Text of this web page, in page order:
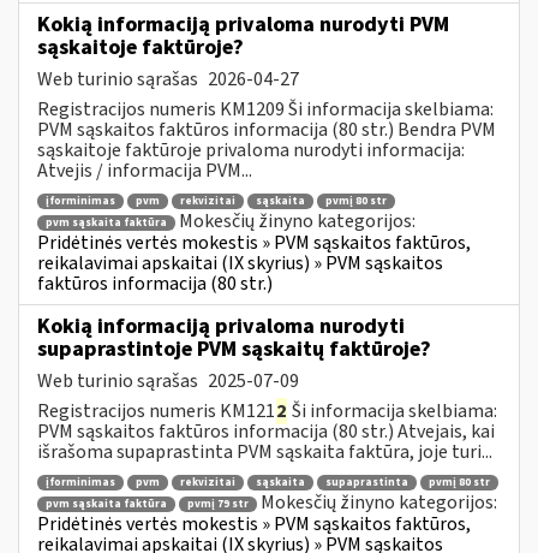
Kokią informaciją privaloma nurodyti PVM
sąskaitoje faktūroje?
Web turinio sąrašas 2026-04-27
Registracijos numeris KM1209 Ši informacija skelbiama:
PVM sąskaitos faktūros informacija (80 str.) Bendra PVM
sąskaitoje faktūroje privaloma nurodyti informacija:
Atvejis / informacija PVM...
įforminimas pvm rekvizitai sąskaita
pvmį 80 str
pvm sąskaita faktūra
Mokesčių žinyno kategorijos:
Pridėtinės vertės mokestis » PVM sąskaitos faktūros,
reikalavimai apskaitai (IX skyrius) » PVM sąskaitos
faktūros informacija (80 str.)
Kokią informaciją privaloma nurodyti
supaprastintoje PVM sąskaitų faktūroje?
Web turinio sąrašas 2025-07-09
Registracijos numeris KM1212 Ši informacija skelbiama:
PVM sąskaitos faktūros informacija (80 str.) Atvejais, kai
išrašoma supaprastinta PVM sąskaita faktūra, joje turi...
įforminimas pvm rekvizitai sąskaita supaprastinta
pvmį 80 str
pvm sąskaita faktūra
pvmį 79 str
Mokesčių žinyno kategorijos:
Pridėtinės vertės mokestis » PVM sąskaitos faktūros,
reikalavimai apskaitai (IX skyrius) » PVM sąskaitos